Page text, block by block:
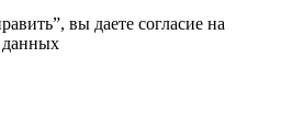
вы даете согласие на
данных